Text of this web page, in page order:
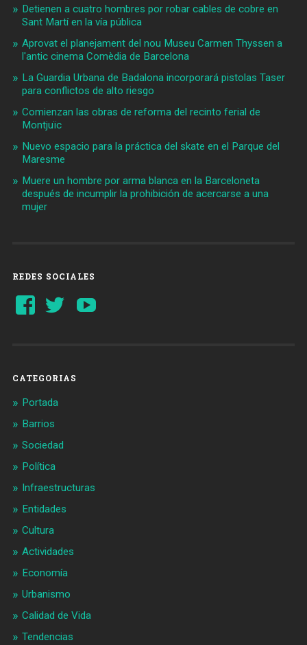
Detienen a cuatro hombres por robar cables de cobre en
Sant Martí en la vía pública
Aprovat el planejament del nou Museu Carmen Thyssen a
l'antic cinema Comèdia de Barcelona
La Guardia Urbana de Badalona incorporará pistolas Taser
para conflictos de alto riesgo
Comienzan las obras de reforma del recinto ferial de
Montjuïc
Nuevo espacio para la práctica del skate en el Parque del
Maresme
Muere un hombre por arma blanca en la Barceloneta
después de incumplir la prohibición de acercarse a una
mujer
REDES SOCIALES
Ver
perfil
Ver
perfil
CATEGORIAS
Portada
Barrios
Sociedad
Política
Infraestructuras
Entidades
Cultura
Actividades
Economía
Urbanismo
Calidad de Vida
Tendencias